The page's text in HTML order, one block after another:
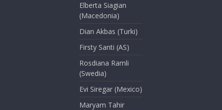
Elberta Siagian
(Macedonia)
Dian Akbas (Turki)
Firsty Santi (AS)
Rosdiana Ramli
(Swedia)
Evi Siregar (Mexico)
Maryam Tahir